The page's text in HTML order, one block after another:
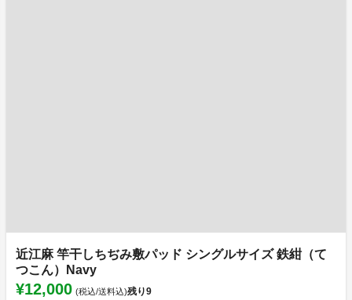
近江麻 竿干しちぢみ敷パッド シングルサイズ 鉄紺（て
つこん）Navy
¥12,000 (税込/送料込)残り9